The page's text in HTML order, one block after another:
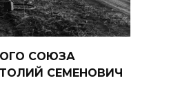
СОЮЗА
СЕМЕНОВИЧ